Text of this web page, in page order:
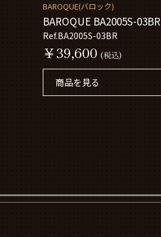
BAROQUE(バロック)
BAROQUE BA2005S-03BR
Ref.BA2005S-03BR
￥39,600 (税込)
商品を見る